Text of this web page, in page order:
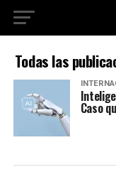
Todas las
Caso